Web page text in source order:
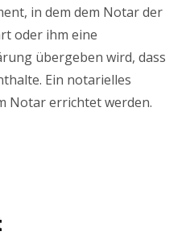
in dem dem Notar der
oder ihm eine
übergeben wird, dass
Ein notarielles
Notar errichtet werden.